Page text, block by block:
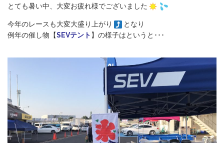
とても暑い中、大変お疲れ様でございました
今年のレースも大変大盛り上がり
となり
例年の催し物【SEVテント 】の様子はというと･･･